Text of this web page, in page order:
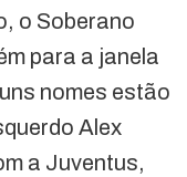
o Soberano
para a janela
nomes estão
Alex
a Juventus,